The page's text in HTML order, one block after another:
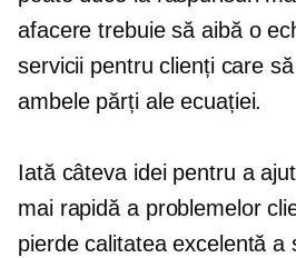
afacere trebuie să aibă o
servicii pentru clienți care
ambele părți ale ecuației.
Iată câteva idei pentru a
mai rapidă a problemelor
pierde calitatea excelentă a